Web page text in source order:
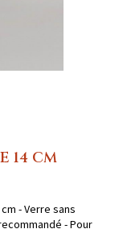
14 CM
- Verre sans
- Pour